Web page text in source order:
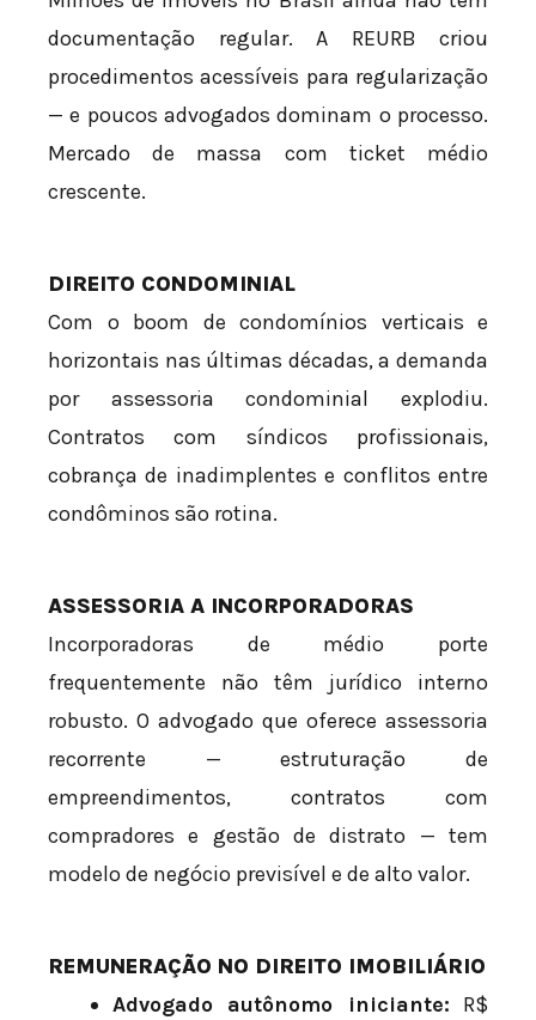
documentação regular. A REURB criou
procedimentos acessíveis para regularização
— e poucos advogados dominam o processo.
Mercado de massa com ticket médio
crescente.
DIREITO CONDOMINIAL
Com o boom de condomínios verticais e
horizontais nas últimas décadas, a demanda
por assessoria condominial explodiu.
Contratos com síndicos profissionais,
cobrança de inadimplentes e conflitos entre
condôminos são rotina.
ASSESSORIA A INCORPORADORAS
Incorporadoras de médio porte
frequentemente não têm jurídico interno
robusto. O advogado que oferece assessoria
recorrente — estruturação de
empreendimentos, contratos com
compradores e gestão de distrato — tem
modelo de negócio previsível e de alto valor.
REMUNERAÇÃO NO DIREITO IMOBILIÁRIO
Advogado autônomo iniciante: R$